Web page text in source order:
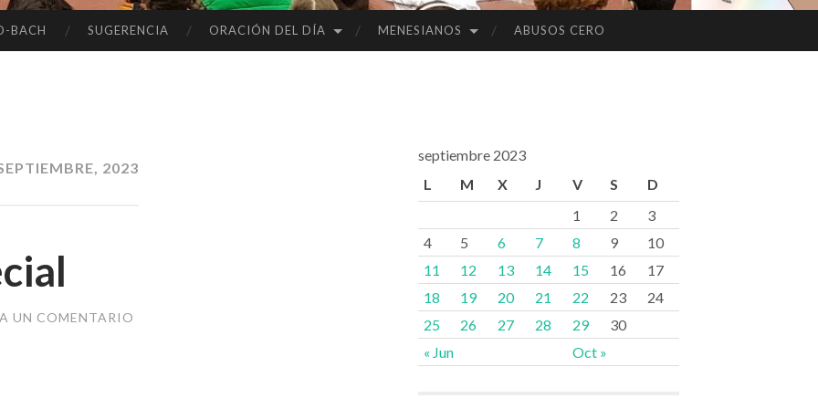
BACH SUGERENCIA ORACIÓN DEL DÍA MENESIANOS ABUSOS CERO
2023
UN COMENTARIO
septiembre 2023
L
M X J V S D
« Jun Oct »
1 2
3
4
5 6 7 8 9
10
11
12 13 14 15 16
17
18
19 20 21 22 23
24
25
26 27 28 29 30